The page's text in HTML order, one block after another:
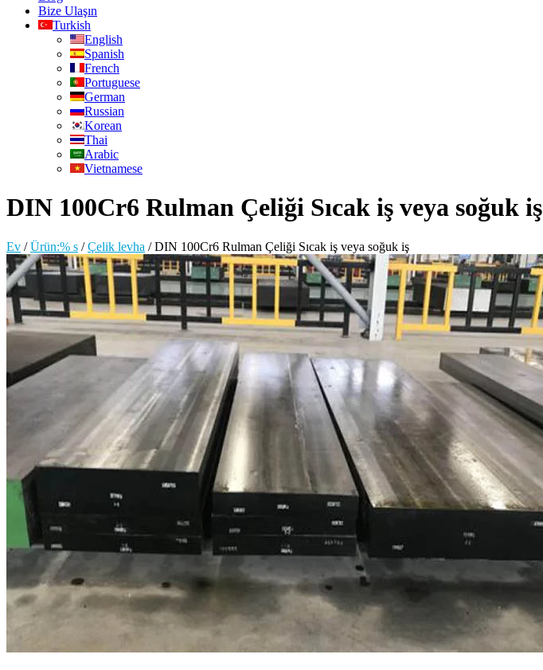
Bize Ulaşın
Turkish
English
Spanish
French
Portuguese
German
Russian
Korean
Thai
Arabic
Vietnamese
DIN 100Cr6 Rulman Çeliği Sıcak iş veya soğuk iş
Ev /Ürün:% s /Çelik levha /DIN 100Cr6 Rulman Çeliği Sıcak iş veya soğuk iş